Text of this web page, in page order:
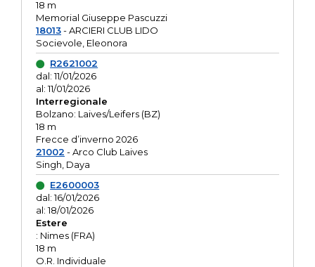
18 m
Memorial Giuseppe Pascuzzi
18013- ARCIERI CLUB LIDO
Socievole, Eleonora
R2621002
dal: 11/01/2026
al: 11/01/2026
Interregionale
Bolzano: Laives/Leifers (BZ)
18 m
Frecce d’inverno 2026
21002 - Arco Club Laives
Singh, Daya
E2600003
dal: 16/01/2026
al: 18/01/2026
Estere
: Nimes (FRA)
18 m
O.R. Individuale